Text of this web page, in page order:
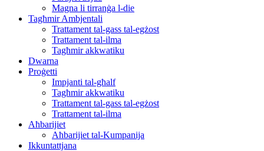
Magna li tirranġa l-die
Tagħmir Ambjentali
Trattament tal-gass tal-egżost
Trattament tal-ilma
Tagħmir akkwatiku
Dwarna
Proġetti
Impjanti tal-għalf
Tagħmir akkwatiku
Trattament tal-gass tal-egżost
Trattament tal-ilma
Aħbarijiet
Aħbarijiet tal-Kumpanija
Ikkuntattjana